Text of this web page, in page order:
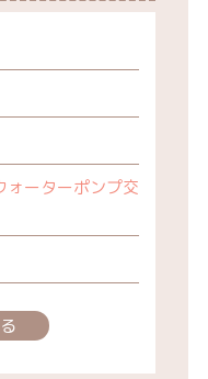
ォーターポンプ交